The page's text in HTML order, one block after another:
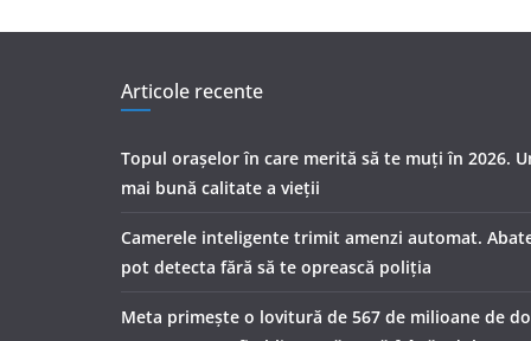
Articole recente
Topul orașelor în care merită să te muți în 2026.
mai bună calitate a vieții
Camerele inteligente trimit amenzi automat.
pot detecta fără să te oprească poliția
Meta primește o lovitură de 567 de milioane de